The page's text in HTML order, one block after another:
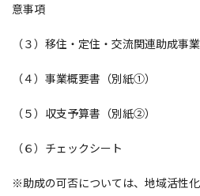
意事項
（３）移住・定住・交流関連助成事
（４）事業概要書（別紙①）
（５）収支予算書（別紙②）
（６）チェックシート
※助成の可否については、地域活性